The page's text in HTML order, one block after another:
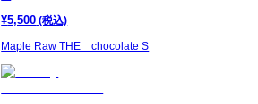
¥5,500 (税込)
Maple Raw THE chocolate S